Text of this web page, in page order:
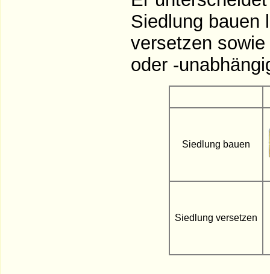
Siedlung bauen
versetzen
oder -
Siedlung bauen
Siedlung versetzen